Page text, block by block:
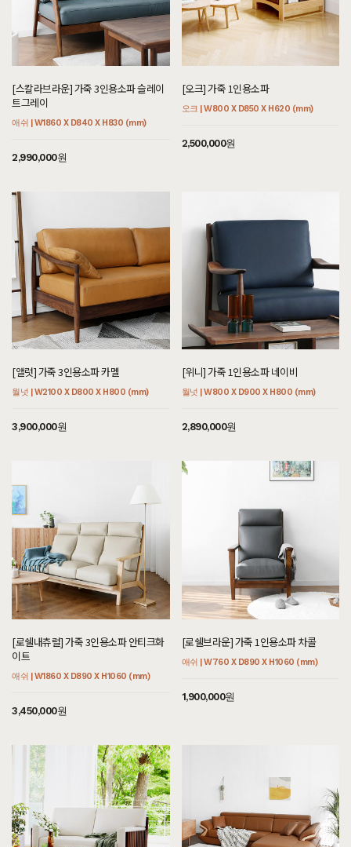
[스칼라브라운] 가죽 3인용소파 슬레이
트그레이
애쉬 | W1860 X D840 X H830 (mm)
2,990,000원
[오크] 가죽 1인용소파
오크 | W800 X D850 X H620 (mm)
2,500,000원
[앨럿] 가죽 3인용소파 카멜
월넛 | W2100 X D800 X H800 (mm)
3,900,000원
[위니] 가죽 1인용소파 네이비
월넛 | W800 X D900 X H800 (mm)
2,890,000원
[로쉘내츄럴] 가죽 3인용소파 안티크화
이트
애쉬 | W1860 X D890 X H1060 (mm)
3,450,000원
[로쉘브라운] 가죽 1인용소파 차콜
애쉬 | W760 X D890 X H1060 (mm)
1,900,000원